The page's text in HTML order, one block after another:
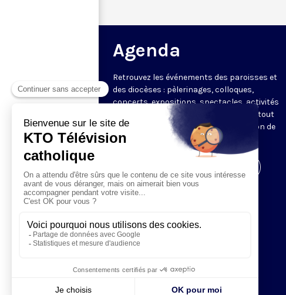
Agenda
Retrouvez les événements des paroisses et
des diocèses : pèlerinages, colloques,
concerts, expositions, spectacles, activités
pour les enfants. Des rendez-vous partout
en France sélectionnés par la rédaction de
KTO.